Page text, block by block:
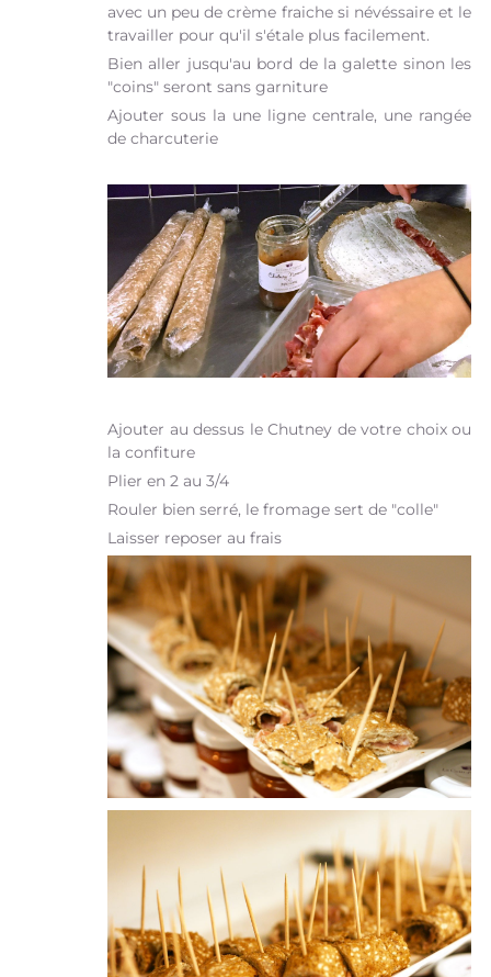
avec un peu de crème fraiche si névéssaire et le
travailler pour qu'il s'étale plus facilement.
Bien aller jusqu'au bord de la galette sinon les
"coins" seront sans garniture
Ajouter sous la une ligne centrale, une rangée
de charcuterie
Ajouter au dessus le Chutney de votre choix ou
la confiture
Plier en 2 au 3/4
Rouler bien serré, le fromage sert de "colle"
Laisser reposer au frais